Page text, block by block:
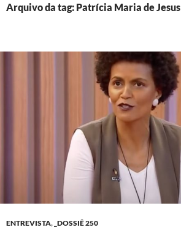
Arquivo da tag: Patrícia Maria de Jesus
ENTREVISTA, _DOSSIÊ 250